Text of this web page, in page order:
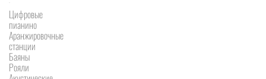
Цифровые
пианино
Аранжировочные
станции
Баяны
Рояли